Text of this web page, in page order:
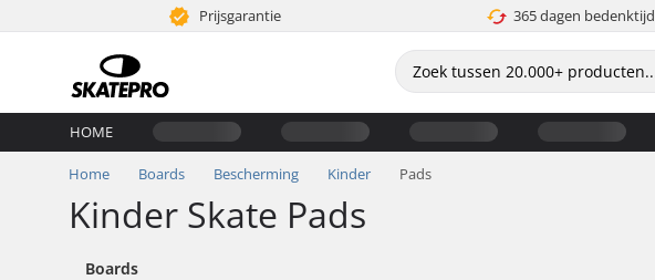
Prijsgarantie 365 dagen bedenktijd
HOME
Home Boards Bescherming Kinder Pads
Kinder Skate Pads
Boards